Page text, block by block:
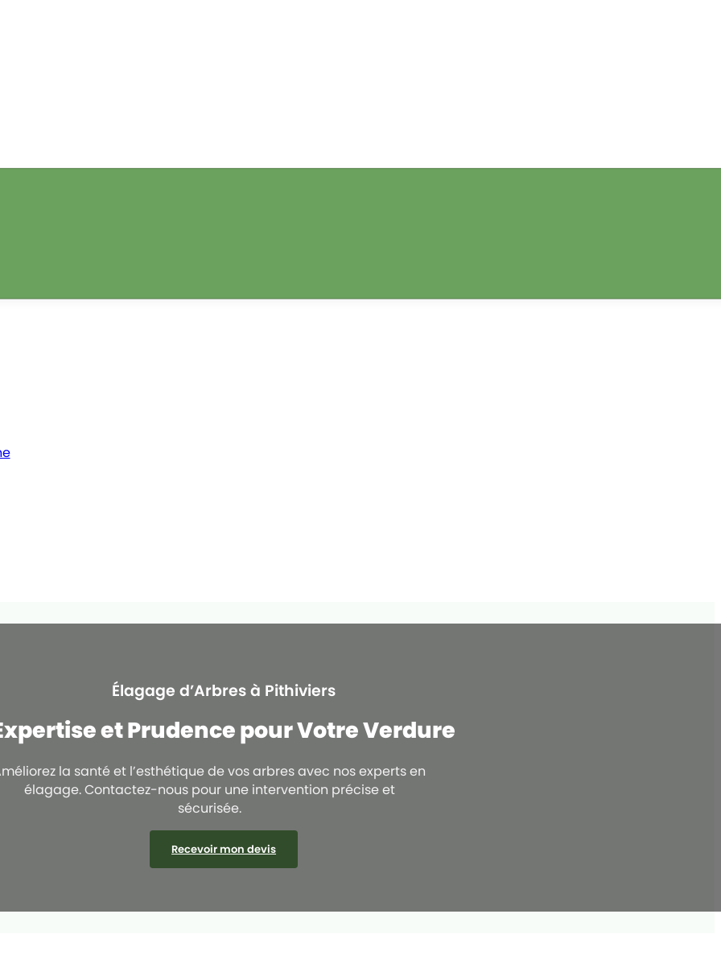
Élagage d’Arbres à Pithiviers
et Prudence pour Votre Verdure
la santé et l’esthétique de vos arbres avec nos experts en
élagage. Contactez-nous pour une intervention précise et
sécurisée.
Recevoir mon devis